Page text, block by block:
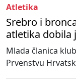
Atletika
Srebro i
atletika dobila
Mlada članica
Prvenstvu